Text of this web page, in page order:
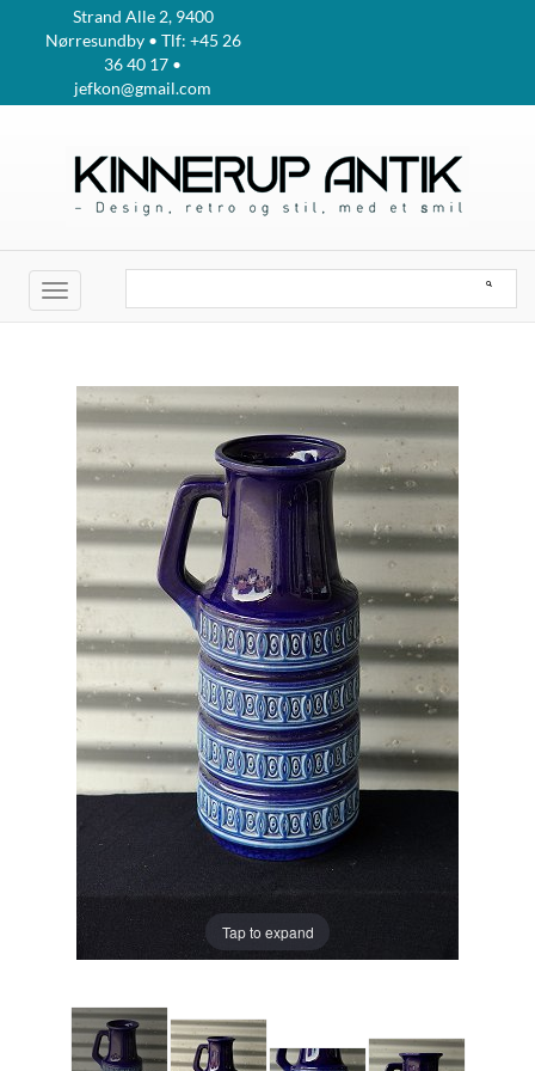
Strand Alle 2, 9400
Nørresundby • Tlf: +45 26
36 40 17 •
jefkon@gmail.com
Toggle
navigation
Tap to expand